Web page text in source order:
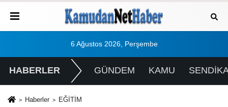
6 Ağustos 2026, Perşembe
HABERLER GÜNDEM KAMU
Haberler EĞİTİM